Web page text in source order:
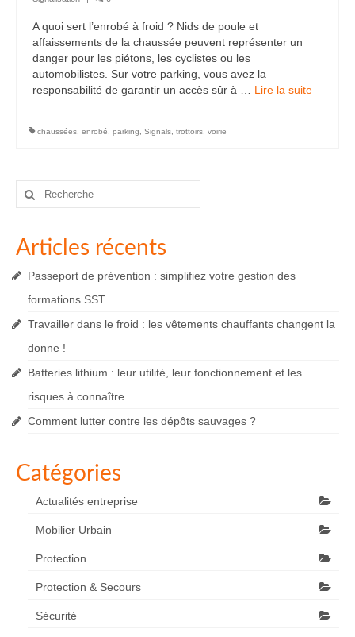
A quoi sert l’enrobé à froid ? Nids de poule et
affaissements de la chaussée peuvent représenter un
danger pour les piétons, les cyclistes ou les
automobilistes. Sur votre parking, vous avez la
responsabilité de garantir un accès sûr à … Lire la suite­­
chaussées enrobé parking Signals trottoirs voirie
Rechercher
Articles récents
Passeport de prévention : simplifiez votre gestion des
formations SST
Travailler dans le froid : les vêtements chauffants changent la
donne !
Batteries lithium : leur utilité, leur fonctionnement et les
risques à connaître
Comment lutter contre les dépôts sauvages ?
Catégories
Actualités entreprise
Mobilier Urbain
Protection
Protection & Secours
Sécurité